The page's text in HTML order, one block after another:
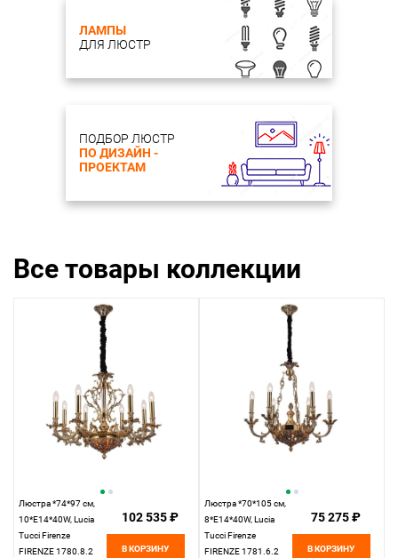
ЛАМПЫ
ДЛЯ ЛЮСТР
ПОДБОР ЛЮСТР
ПО ДИЗАЙН -
ПРОЕКТАМ
Все товары коллекции
Люстра *74*97 см,
10*E14*40W, Lucia
Tucci Firenze
FIRENZE 1780.8.2
102 535 ₽
В КОРЗИНУ
Люстра *70*105 см,
8*E14*40W, Lucia
Tucci Firenze
FIRENZE 1781.6.2
75 275 ₽
В КОРЗИНУ